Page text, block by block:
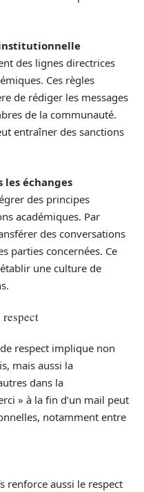
des lignes directrices
Ces règles
de rédiger les messages
de la communauté.
entraîner des sanctions
échanges
des principes
académiques. Par
des conversations
parties concernées. Ce
une culture de
respect implique non
mais aussi la
dans la
» à la fin d’un mail peut
notamment entre
renforce aussi le respect